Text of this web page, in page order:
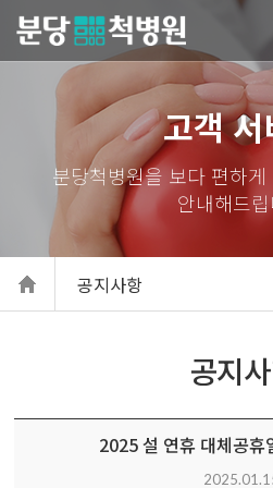
당척병원
고객
공지사항
공지
2025 설 연휴 대체공휴